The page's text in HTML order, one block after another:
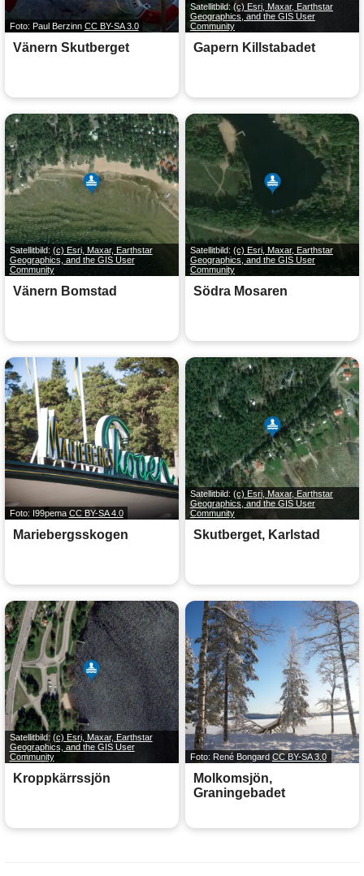
Foto: Paul Berzinn CC BY-SA 3.0
Vänern Skutberget
Satellitbild: (c) Esri, Maxar, Earthstar
Geographics, and the GIS User
Community
Gapern Killstabadet
Satellitbild: (c) Esri, Maxar, Earthstar
Geographics, and the GIS User
Community
Vänern Bomstad
Satellitbild: (c) Esri, Maxar, Earthstar
Geographics, and the GIS User
Community
Södra Mosaren
Foto: I99pema CC BY-SA 4.0
Mariebergsskogen
Satellitbild: (c) Esri, Maxar, Earthstar
Geographics, and the GIS User
Community
Skutberget, Karlstad
Satellitbild: (c) Esri, Maxar, Earthstar
Geographics, and the GIS User
Community
Kroppkärrssjön
Foto: René BongardCC BY-SA 3.0
Molkomsjön,
Graningebadet